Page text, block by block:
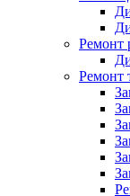
Ремонт
Ремонт